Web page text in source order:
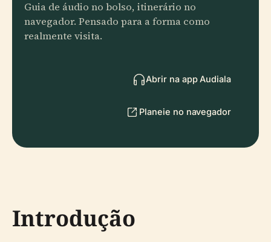
Guia de áudio no bolso, itinerário no
navegador. Pensado para a forma como
realmente visita.
Abrir na app Audiala
Planeie no navegador
Introdução